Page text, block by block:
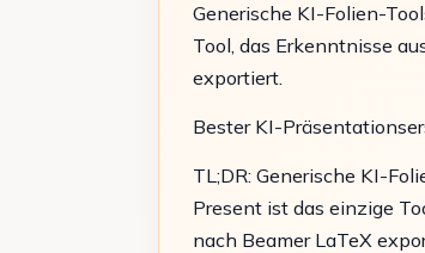
Generische KI-Folien-
Tool, das Erkenntnisse
exportiert.
Bester KI-
TL;DR: Generische KI-
Present ist das einzige
nach Beamer LaTeX